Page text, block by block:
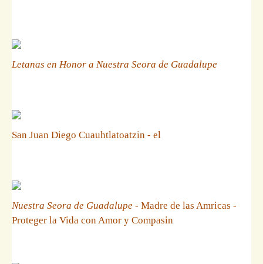
Letanas en Honor a Nuestra Seora de Guadalupe
San Juan Diego Cuauhtlatoatzin - el
Nuestra Seora de Guadalupe - Madre de las Amricas -
Proteger la Vida con Amor y Compasin